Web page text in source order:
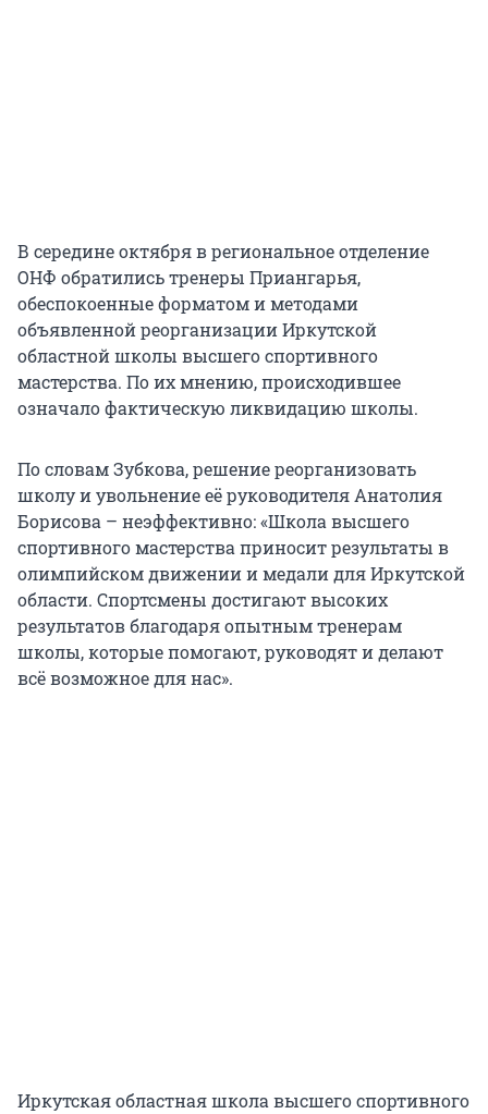
В середине октября в региональное отделение
ОНФ обратились тренеры Приангарья,
обеспокоенные форматом и методами
объявленной реорганизации Иркутской
областной школы высшего спортивного
мастерства. По их мнению, происходившее
означало фактическую ликвидацию школы.
По словам Зубкова, решение реорганизовать
школу и увольнение её руководителя Анатолия
Борисова – неэффективно: «Школа высшего
спортивного мастерства приносит результаты в
олимпийском движении и медали для Иркутской
области. Спортсмены достигают высоких
результатов благодаря опытным тренерам
школы, которые помогают, руководят и делают
всё возможное для нас».
Иркутская областная школа высшего спортивного